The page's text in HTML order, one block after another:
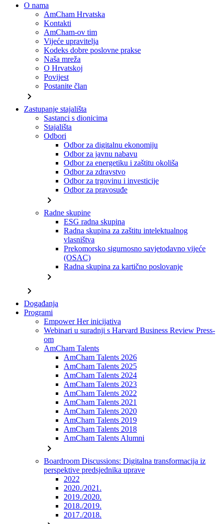
O nama
AmCham Hrvatska
Kontakti
AmCham-ov tim
Vijeće upravitelja
Kodeks dobre poslovne prakse
Naša mreža
O Hrvatskoj
Povijest
Postanite član
chevron_right
Zastupanje stajališta
Sastanci s dionicima
Stajališta
Odbori
Odbor za digitalnu ekonomiju
Odbor za javnu nabavu
Odbor za energetiku i zaštitu okoliša
Odbor za zdravstvo
Odbor za trgovinu i investicije
Odbor za pravosuđe
chevron_right
Radne skupine
ESG radna skupina
Radna skupina za zaštitu intelektualnog
vlasništva
Prekomorsko sigurnosno savjetodavno vijeće
(OSAC)
Radna skupina za kartično poslovanje
chevron_right
chevron_right
Događanja
Programi
Empower Her inicijativa
Webinari u suradnji s Harvard Business Review Press-
om
AmCham Talents
AmCham Talents 2026
AmCham Talents 2025
AmCham Talents 2024
AmCham Talents 2023
AmCham Talents 2022
AmCham Talents 2021
AmCham Talents 2020
AmCham Talents 2019
AmCham Talents 2018
AmCham Talents Alumni
chevron_right
Boardroom Discussions: Digitalna transformacija iz
perspektive predsjednika uprave
2022
2020./2021.
2019./2020.
2018./2019.
2017./2018.